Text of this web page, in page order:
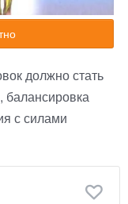
должно стать
балансировка
с силами